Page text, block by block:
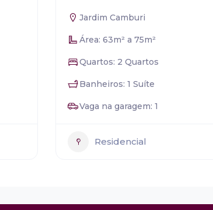
Jardim Camburi
Área: 63m² a 75m²
Quartos: 2 Quartos
Banheiros: 1 Suíte
Vaga na garagem: 1
Residencial